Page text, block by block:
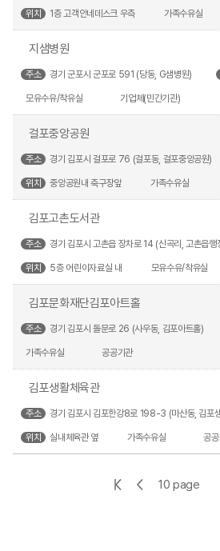
위치 1층 고객안네데스크 우측 가족수유실
지샘병원
주소 경기 군포시 군포로 591 (당동, G샘병원)
모유수유/착유실 기업체(민간기관)
걸포중앙공원
주소 경기 김포시 걸포로 76 (걸포동, 걸포중앙공원)
위치 중앙공원내 축구장앞 가족수유실
김포고촌도서관
주소 경기 김포시 고촌읍 장차로 14 (신곡리, 고촌읍행
위치 5층 어린이자료실 내 모유수유/착유실
김포문화재단김포아트홀
주소 경기 김포시 돌문로 26 (사우동, 김포아트홀)
가족수유실 공공기관
김포생활체육관
주소 경기 김포시 김포한강8로 198-3 (마산동, 김포
위치 실내체육관 옆 가족수유실 공
첫 이 10 page